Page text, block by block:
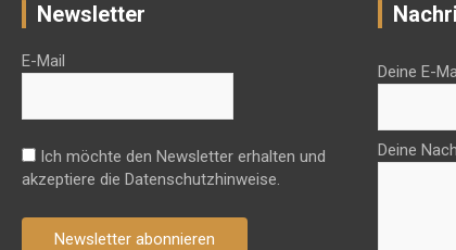
Newsletter
E-Mail
Ich möchte den Newsletter erhalten und
akzeptiere die Datenschutzhinweise.
Newsletter abonnieren
Deine E-
Deine